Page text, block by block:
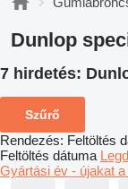
Dunlop
7 hirdetés:
Szűrő
Rendezés: Feltöltés
Feltöltés dátuma
Gyártási év - újakat a